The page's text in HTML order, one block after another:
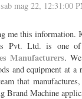
sab mag 22, 12:31:00
me this information.
Pvt. Ltd. is one
Manufacturers.
and equipment at a
that
Brand Machine